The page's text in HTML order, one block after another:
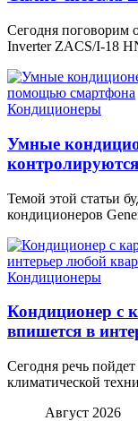
Сегодня поговорим
Inverter ZACS/I-18
Кондиционеры
Умные
Темой этой статьи
кондиционеров
Кондиционеры
Кондиционер с
впишется в
Сегодня речь
климатической
Август 2026